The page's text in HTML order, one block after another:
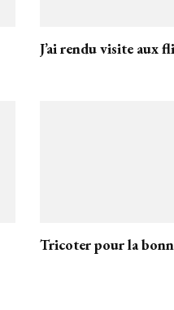
J’ai rendu visite aux
Tricoter pour la